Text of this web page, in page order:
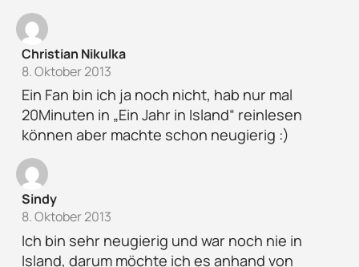
Christian Nikulka
8. Oktober 2013
Ein Fan bin ich ja noch nicht, hab nur mal
20Minuten in „Ein Jahr in Island“ reinlesen
können aber machte schon neugierig :)
Sindy
8. Oktober 2013
Ich bin sehr neugierig und war noch nie in
Island, darum möchte ich es anhand von